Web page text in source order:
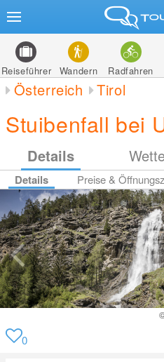
Reiseführer Wandern Radfahren
Österreich Tirol
Stuibenfall bei
Details
Details Preise &
0